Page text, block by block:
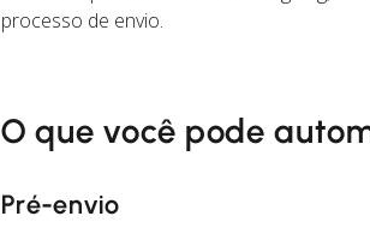
processo de envio.
O que você pode
Pré-envio